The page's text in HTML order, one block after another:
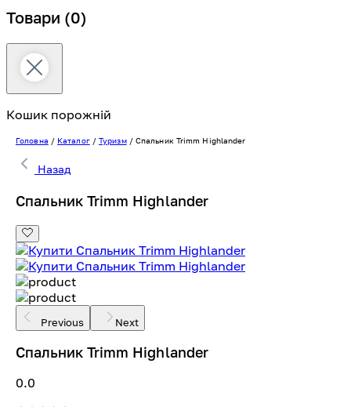
Товари (0)
Кошик порожній
Головна / Каталог/Туризм/ Спальник Trimm Highlander
Назад
Спальник Trimm Highlander
Previous Next
Спальник Trimm Highlander
0.0